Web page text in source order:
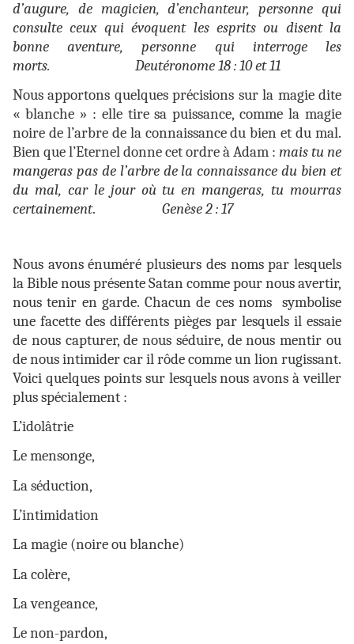
d’augure, de magicien, d’enchanteur, personne qui
consulte ceux qui évoquent les esprits ou disent la
bonne aventure, personne qui interroge les
morts. Deutéronome 18 : 10 et 11
Nous apportons quelques précisions sur la magie dite
« blanche » : elle tire sa puissance, comme la magie
noire de l’arbre de la connaissance du bien et du mal.
Bien que l’Eternel donne cet ordre à Adam : mais tu ne
mangeras pas de l’arbre de la connaissance du bien et
du mal, car le jour où tu en mangeras, tu mourras
certainement. Genèse 2 : 17
Nous avons énuméré plusieurs des noms par lesquels
la Bible nous présente Satan comme pour nous avertir,
nous tenir en garde. Chacun de ces noms symbolise
une facette des différents pièges par lesquels il essaie
de nous capturer, de nous séduire, de nous mentir ou
de nous intimider car il rôde comme un lion rugissant.
Voici quelques points sur lesquels nous avons à veiller
plus spécialement :
L’idolâtrie
Le mensonge,
La séduction,
L’intimidation
La magie (noire ou blanche)
La colère,
La vengeance,
Le non-pardon,